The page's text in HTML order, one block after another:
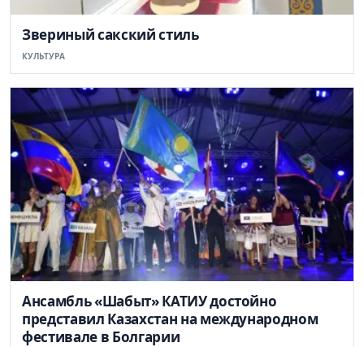
Звериный сакский стиль
КУЛЬТУРА
Ансамбль «Шабыт» КАТИУ достойно
представил Казахстан на международном
фестивале в Болгарии